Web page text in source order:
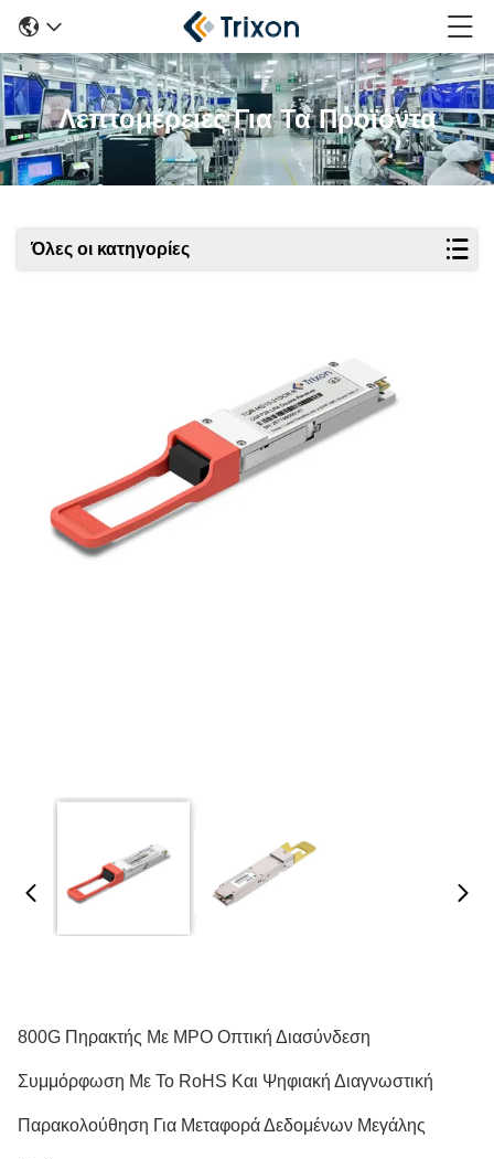
Λεπτομέρειες Για Τα Προϊόντα
Όλες οι κατηγορίες
800G Πηρακτής Με MPO Οπτική Διασύνδεση
Συμμόρφωση Με Το RoHS Και Ψηφιακή Διαγνωστική
Παρακολούθηση Για Μεταφορά Δεδομένων Μεγάλης